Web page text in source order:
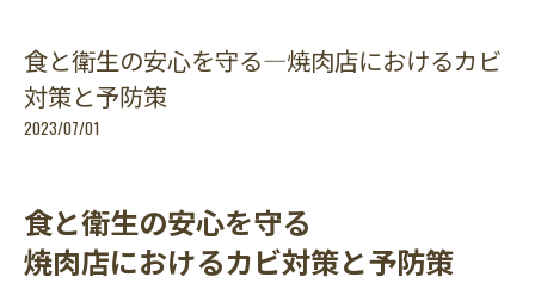
食と衛生の安心を守る―焼肉店におけるカビ
対策と予防策
2023/07/01
食と衛生の安心を守る
焼肉店におけるカビ対策と予防策